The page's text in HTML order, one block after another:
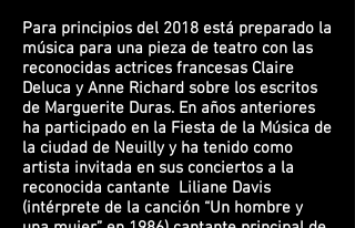
Para principios del 2018 está preparado la
música para una pieza de teatro con las
reconocidas actrices francesas Claire
Deluca y Anne Richard sobre los escritos
de Marguerite Duras. En años anteriores
ha participado en la Fiesta de la Música de
la ciudad de Neuilly y ha tenido como
artista invitada en sus conciertos a la
reconocida cantante Liliane Davis
(intérprete de la canción “Un hombre y